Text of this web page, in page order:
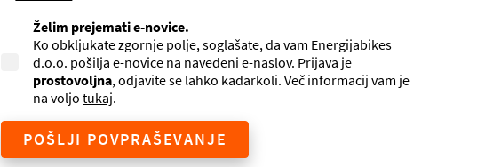
Želim prejemati e-novice.
Ko obkljukate zgornje polje, soglašate, da vam Energijabikes
d.o.o. pošilja e-novice na navedeni e-naslov. Prijava je
prostovoljna, odjavite se lahko kadarkoli. Več informacij vam je
na voljotukaj.
POŠLJI POVPRAŠEVANJE